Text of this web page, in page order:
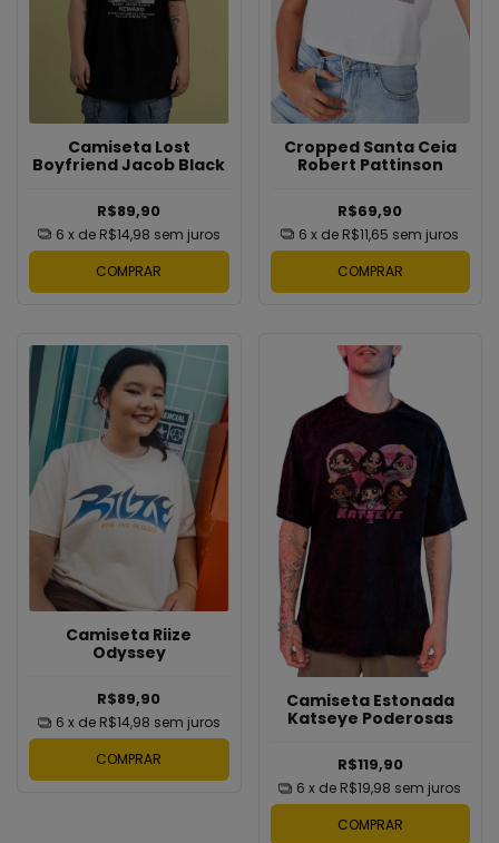
Camiseta Lost
Boyfriend Jacob Black
R$89,90
6 x de R$14,98 sem juros
COMPRAR
Cropped Santa Ceia
Robert Pattinson
R$69,90
6 x de R$11,65 sem juros
COMPRAR
Camiseta Riize
Odyssey
R$89,90
6 x de R$14,98 sem juros
COMPRAR
Camiseta Estonada
Katseye Poderosas
R$119,90
6 x de R$19,98 sem juros
COMPRAR